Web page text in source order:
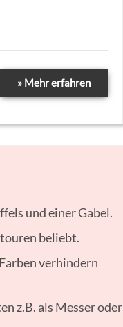
» Mehr erfahren
und einer Gabel.
beliebt.
verhindern
z.B. als Messer oder